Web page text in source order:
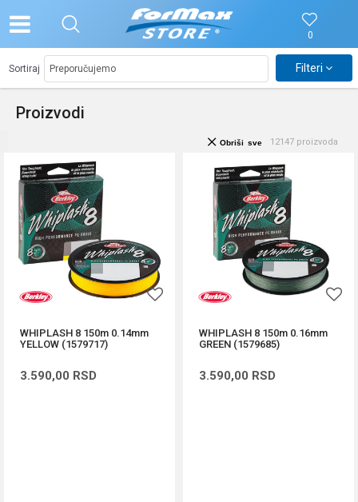
0
Proizvodi
Sortiraj Filteri
12147 proizvoda
Obriši sve
WHIPLASH 8 150m 0.14mm
YELLOW (1579717)
3.590,00 RSD
WHIPLASH 8 150m 0.16mm
GREEN (1579685)
3.590,00 RSD